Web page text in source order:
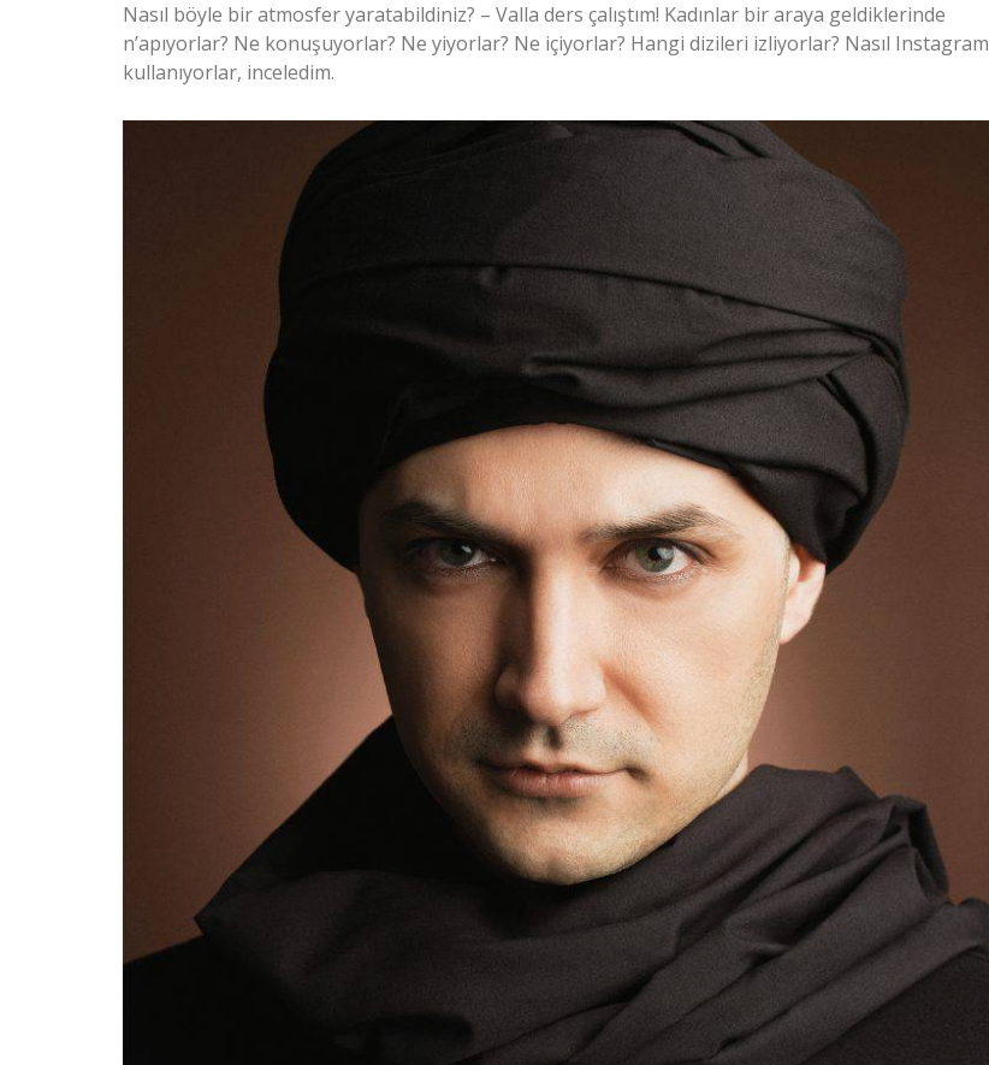
Nasıl böyle bir atmosfer yaratabildiniz? – Valla ders çalıştım! Kadınlar bir araya geldiklerinde
n’apıyorlar? Ne konuşuyorlar? Ne yiyorlar? Ne içiyorlar? Hangi dizileri izliyorlar? Nasıl Instagram
kullanıyorlar, inceledim.